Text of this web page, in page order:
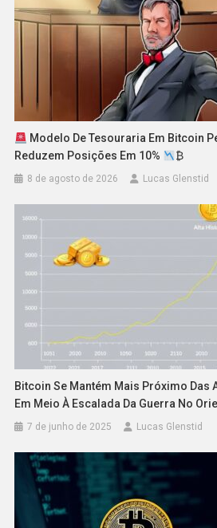
Modelo De Tesouraria Em Bitcoin
Reduzem Posições Em 10%
₿
8 de agosto de 2026 Lucas Glenstid
Bitcoin Se Mantém Mais Próximo Das
Em Meio À Escalada Da Guerra No
7 de junho de 2025 Lucas Glenstid